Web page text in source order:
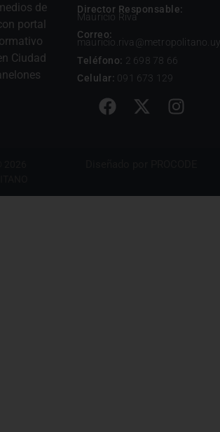
de
portal
Ciudad
Director Responsable:
Mauricio Riva
Correo:
mauricio.riva@metropolitano.uy
Teléfono: 2 698 78 66
Celular: 091 673 129